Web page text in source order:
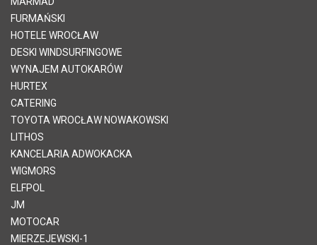
FURMAŃSKI
HOTELE WROCŁAW
DESKI WINDSURFINGOWE
WYNAJEM AUTOKARÓW
HURTEX
CATERING
TOYOTA WROCŁAW NOWAKOWSKI
LITHOS
KANCELARIA ADWOKACKA
WIGMORS
ELFPOL
JM
MOTOCAR
MIERZEJEWSKI-1